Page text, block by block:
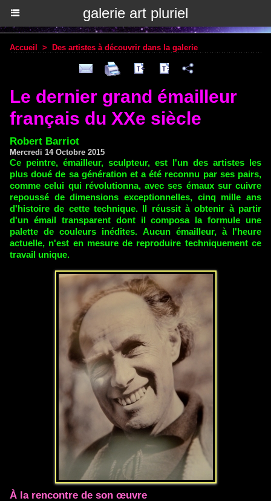
galerie art pluriel
Accueil > Des artistes à découvrir dans la galerie
Le dernier grand émailleur
français du XXe siècle
Robert Barriot
Mercredi 14 Octobre 2015
Ce peintre, émailleur, sculpteur, est l'un des artistes les
plus doué de sa génération et a été reconnu par ses pairs,
comme celui qui révolutionna, avec ses émaux sur cuivre
repoussé de dimensions exceptionnelles, cinq mille ans
d'histoire de cette technique. Il réussit à obtenir à partir
d'un émail transparent dont il composa la formule une
palette de couleurs inédites. Aucun émailleur, à l'heure
actuelle, n'est en mesure de reproduire techniquement ce
travail unique.
À la rencontre de son œuvre